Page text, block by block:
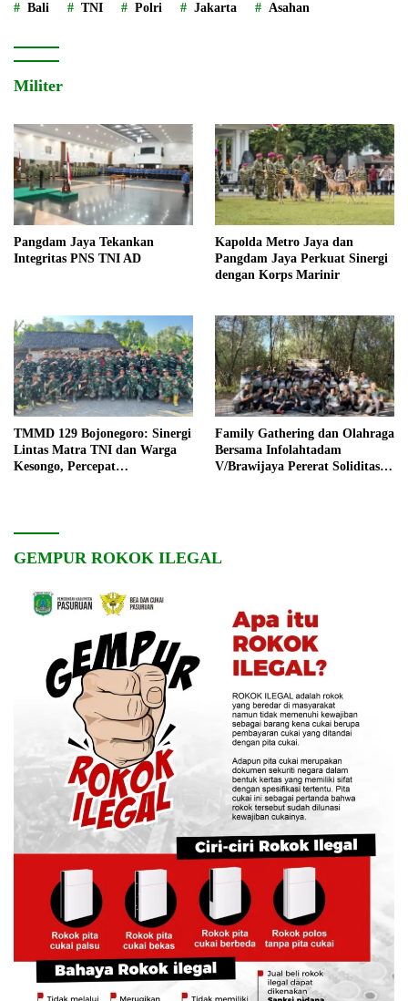
Bali TNI Polri Jakarta Asahan
Militer
Pangdam Jaya Tekankan
Integritas PNS TNI AD
Kapolda Metro Jaya dan
Pangdam Jaya Perkuat Sinergi
dengan Korps Marinir
TMMD 129 Bojonegoro: Sinergi
Lintas Matra TNI dan Warga
Kesongo, Percepat
Family Gathering dan Olahraga
Bersama Infolahtadam
V/Brawijaya Pererat Soliditas
GEMPUR ROKOK ILEGAL